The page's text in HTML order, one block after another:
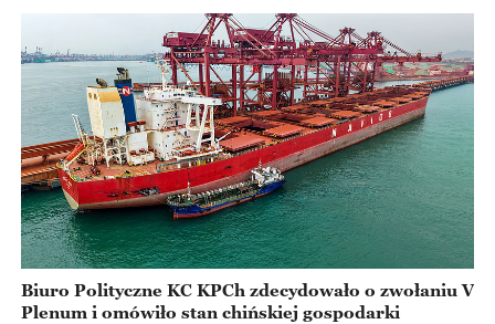
Biuro Polityczne KC KPCh zdecydowało o zwołaniu V
Plenum i omówiło stan chińskiej gospodarki